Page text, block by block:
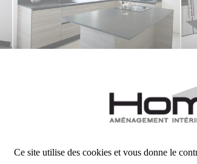
NOM:
Ce site utilise des cookies et vous donne le